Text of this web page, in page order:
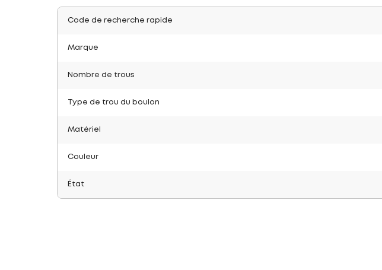
Code de recherche rapide
Marque
Nombre de trous
Type de trou du boulon
Matériel
Couleur
État